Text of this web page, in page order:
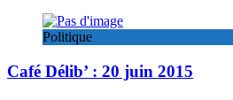
Politique
Café Délib’ : 20 juin 2015